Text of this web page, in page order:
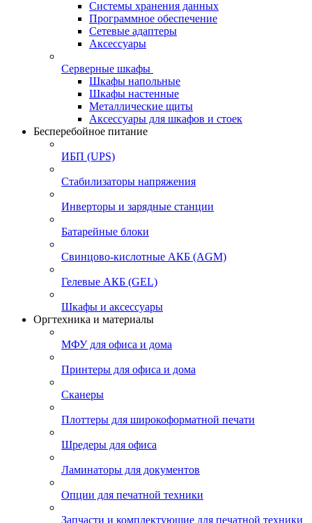
Системы хранения данных
Программное обеспечение
Сетевые адаптеры
Аксессуары
Серверные шкафы
Шкафы напольные
Шкафы настенные
Металлические щиты
Аксессуары для шкафов и стоек
Бесперебойное питание
ИБП (UPS)
Стабилизаторы напряжения
Инверторы и зарядные станции
Батарейные блоки
Свинцово-кислотные АКБ (AGM)
Гелевые АКБ (GEL)
Шкафы и аксессуары
Оргтехника и материалы
МФУ для офиса и дома
Принтеры для офиса и дома
Сканеры
Плоттеры для широкоформатной печати
Шредеры для офиса
Ламинаторы для документов
Опции для печатной техники
Запчасти и комплектующие для печатной техники